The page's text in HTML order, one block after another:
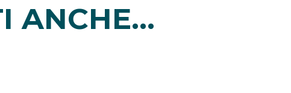
ANCHE...